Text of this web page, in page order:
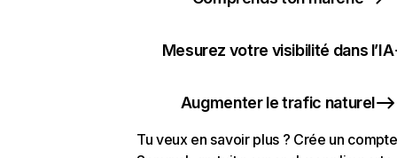
Mesurez votre visibilité dans l’IA
Augmenter le trafic naturel
Tu veux en savoir plus ? Crée un compte